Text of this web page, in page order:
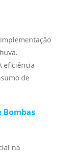
eficiência
de
Bombas
na